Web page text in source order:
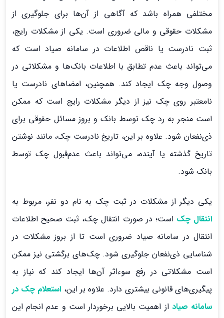
مختلفی همراه باشد که آگاهی از آن‌ها برای جلوگیری از
مشکلات حقوقی و مالی ضروری است. یکی از مشکلات رایج،
ثبت نادرست یا ناقص اطلاعات در سامانه صیاد است که
می‌تواند باعث عدم تطابق با اطلاعات بانک‌ها و مشکلاتی در
وصول وجه چک ایجاد کند. همچنین، امضاهای نادرست یا
نامعتبر روی چک نیز از دیگر مشکلات رایج است که ممکن
است منجر به رد چک توسط بانک و بروز مسائل حقوقی برای
ذی‌نفعان شود. علاوه بر این، تاریخ نادرست چک، مانند نوشتن
تاریخ گذشته یا آینده، می‌تواند باعث عدم‌قبول چک توسط
بانک شود.
یکی دیگر از مشکلات در ثبت چک به نام دو نفر، مربوط به
انتقال چک است؛ در صورت انتقال چک، ثبت صحیح اطلاعات
انتقال در سامانه صیاد ضروری است تا از بروز مشکلات در
شناسایی ذی‌نفعان جلوگیری شود. چک‌های برگشتی نیز ممکن
است مشکلاتی در رفع سوءاثر آن‌ها ایجاد کند که نیاز به
پیگیری‌های قانونی بیشتری دارد. علاوه بر این، استعلام چک در
سامانه صیاد از اهمیت بالایی برخوردار است و عدم انجام این